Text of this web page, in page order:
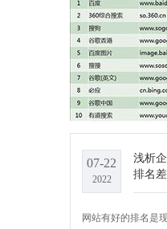
07-22
2022
浅析
排名
网站有好的排名是